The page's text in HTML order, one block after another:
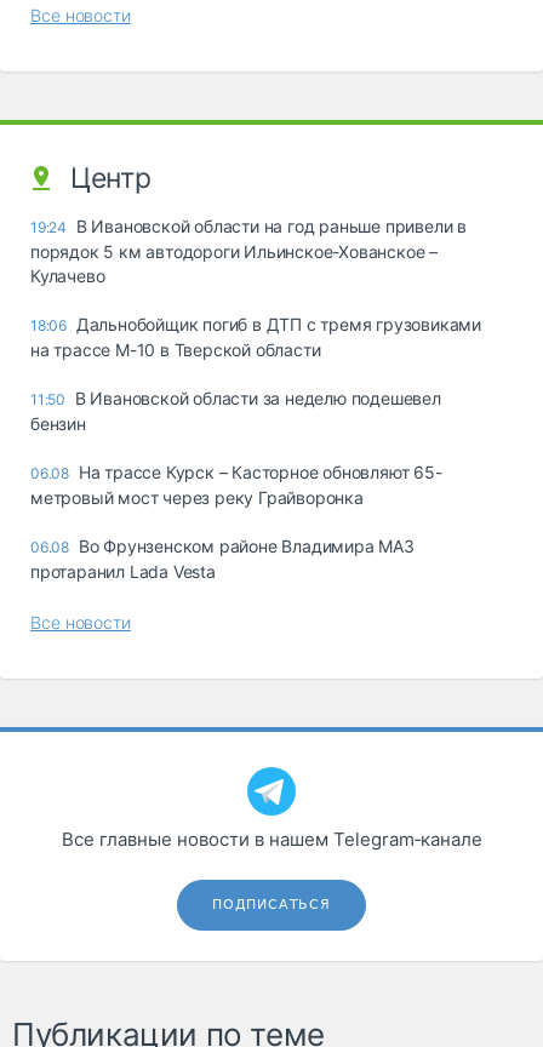
Все новости
Центр
19:24
В Ивановской области на год раньше привели в
порядок 5 км автодороги Ильинское-Хованское –
Кулачево
18:06 Дальнобойщик погиб в ДТП с тремя грузовиками
на трассе М-10 в Тверской области
11:50
В Ивановской области за неделю подешевел
бензин
06.08 На трассе Курск – Касторное обновляют 65-
метровый мост через реку Грайворонка
06.08 Во Фрунзенском районе Владимира МАЗ
протаранил Lada Vesta
Все новости
Все главные новости в нашем Telegram‑канале
ПОДПИСАТЬСЯ
Публикации по теме